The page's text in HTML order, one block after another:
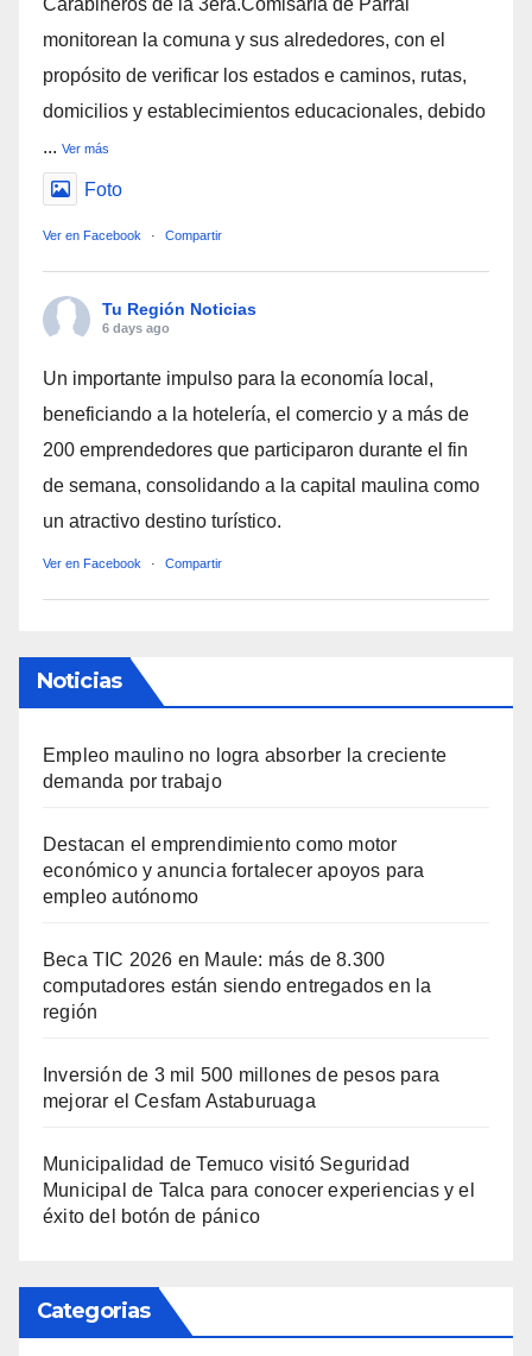
monitorean la comuna y sus alrededores, con el
propósito de verificar los estados e caminos, rutas,
domicilios y establecimientos educacionales, debido
... Ver más
Foto
Ver en Facebook · Compartir
Tu Región Noticias
6 days ago
Un importante impulso para la economía local,
beneficiando a la hotelería, el comercio y a más de
200 emprendedores que participaron durante el fin
de semana, consolidando a la capital maulina como
un atractivo destino turístico.
Ver en Facebook · Compartir
Noticias
Empleo maulino no logra absorber la creciente
demanda por trabajo
Destacan el emprendimiento como motor
económico y anuncia fortalecer apoyos para
empleo autónomo
Beca TIC 2026 en Maule: más de 8.300
computadores están siendo entregados en la
región
Inversión de 3 mil 500 millones de pesos para
mejorar el Cesfam Astaburuaga
Municipalidad de Temuco visitó Seguridad
Municipal de Talca para conocer experiencias y el
éxito del botón de pánico
Categorias